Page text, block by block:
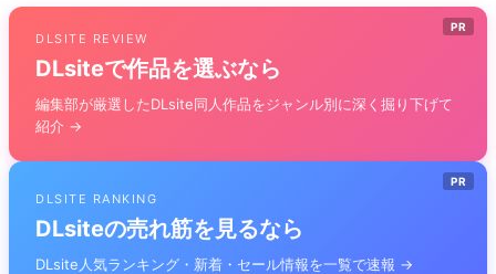
PR
DLSITE REVIEW
DLsiteで作品を選ぶなら
編集部が厳選したDLsite同人作品をジャンル別に深く掘り下げて
紹介 →
PR
DLSITE RANKING
DLsiteの売れ筋を見るなら
DLsite人気ランキング・新着・セール情報を一覧で速報 →